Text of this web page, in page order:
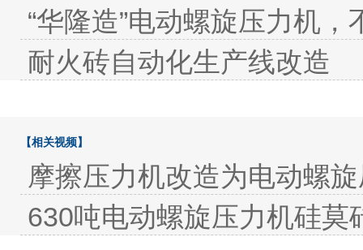
“华隆造”电动螺旋压力机
耐火砖自动化生产线改造
【相关视频】
摩擦压力机改造为电动螺
630吨电动螺旋压力机硅莫